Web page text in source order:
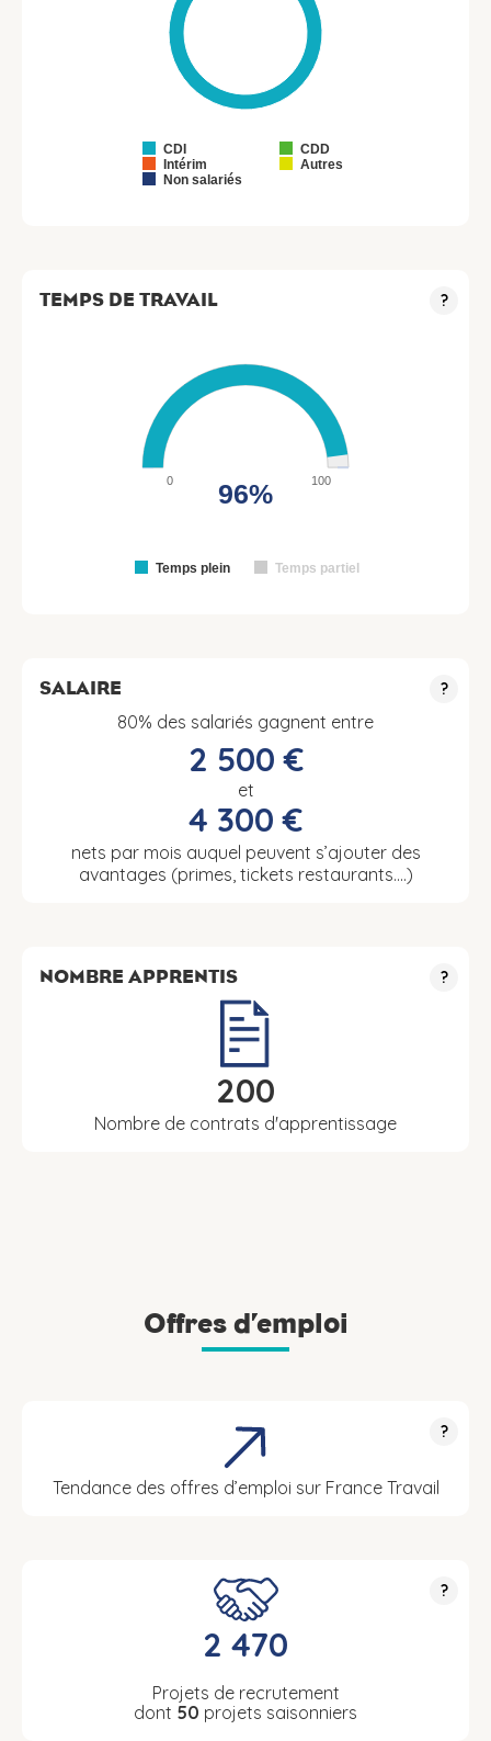
CDI
CDD
Intérim
Autres
Non salariés
TEMPS DE TRAVAIL ?
Temps plein Temps partiel
0 100
96%
SALAIRE ?
80% des salariés gagnent entre
2 500 €
et
4 300 €
nets par mois auquel peuvent s’ajouter des
avantages (primes, tickets restaurants….)
NOMBRE APPRENTIS ?
200
Nombre de contrats d'apprentissage
Offres d’emploi
?
Tendance des offres d’emploi sur France Travail
?
2 470
Projets de recrutement
dont 50 projets saisonniers